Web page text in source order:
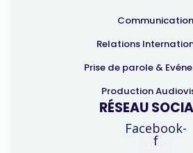
Communication
Relations
Prise de parole &
Production
RÉSEAU
Facebook-
f